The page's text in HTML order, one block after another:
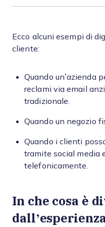
Ecco alcuni esempi di
cliente:
Quando un’azienda
reclami via email
tradizionale.
Quando un negozio
Quando i clienti
tramite social media
telefonicamente.
In che cosa è